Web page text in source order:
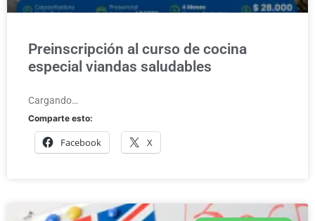
Preinscripción al curso de cocina
especial viandas saludables
Cargando…
Comparte esto:
Facebook X